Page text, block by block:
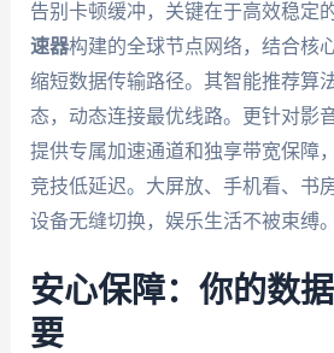
告别卡顿缓冲，关键在于高效稳定
速器构建的全球节点网络，结合核
缩短数据传输路径。其智能推荐算
态，动态连接最优线路。更针对影
提供专属加速通道和独享带宽保障
竞技低延迟。大屏放、手机看、书
设备无缝切换，娱乐生活不被束缚。
安心保障：你的数
要